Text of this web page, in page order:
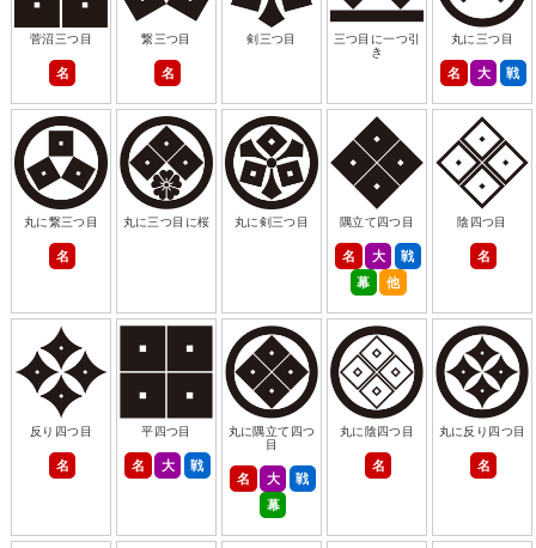
菅沼三つ目
名
繋三つ目
名
剣三つ目
三つ目に一つ引
き
丸に三つ目
名 大 戦
丸に繋三つ目
名
丸に三つ目に桜 丸に剣三つ目 隅立て四つ目
名 大
戦
幕
他
陰四つ目
名
反り四つ目
名
平四つ目
名 大 戦
丸に隅立て四つ
目
名 大
戦
幕
丸に陰四つ目
名
丸に反り四つ目
名